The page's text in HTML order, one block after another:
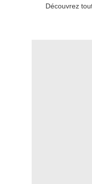
Découvrez